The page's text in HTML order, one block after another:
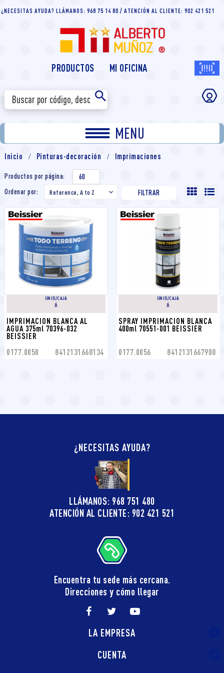
¿NECESITAS AYUDA? LLÁMANOS: 968 75 14 80 / ATENCIÓN AL CLIENTE: 902 421 521
PRODUCTOS MI OFICINA
MENU
Inicio Pinturas-decoración Imprimaciones
Productos por página:
60
Ordenar por:
Reference, A to Z  FILTRAR
UNID/CAJA
6
IMPRIMACION BLANCA AL
AGUA 375ml 70396-032
BEISSIER
0177.0050 8412131668134
UNID/CAJA
6
SPRAY IMPRIMACION BLANCA
400ml 70551-001 BEISSIER
0177.0056 8412131667908
¿NECESITAS AYUDA?
LLÁMANOS: 968 751 480
ATENCIÓN AL CLIENTE: 902 421 521
Encuentra tu sede más cercana.
Direcciones y cómo llegar
LA EMPRESA
CUENTA